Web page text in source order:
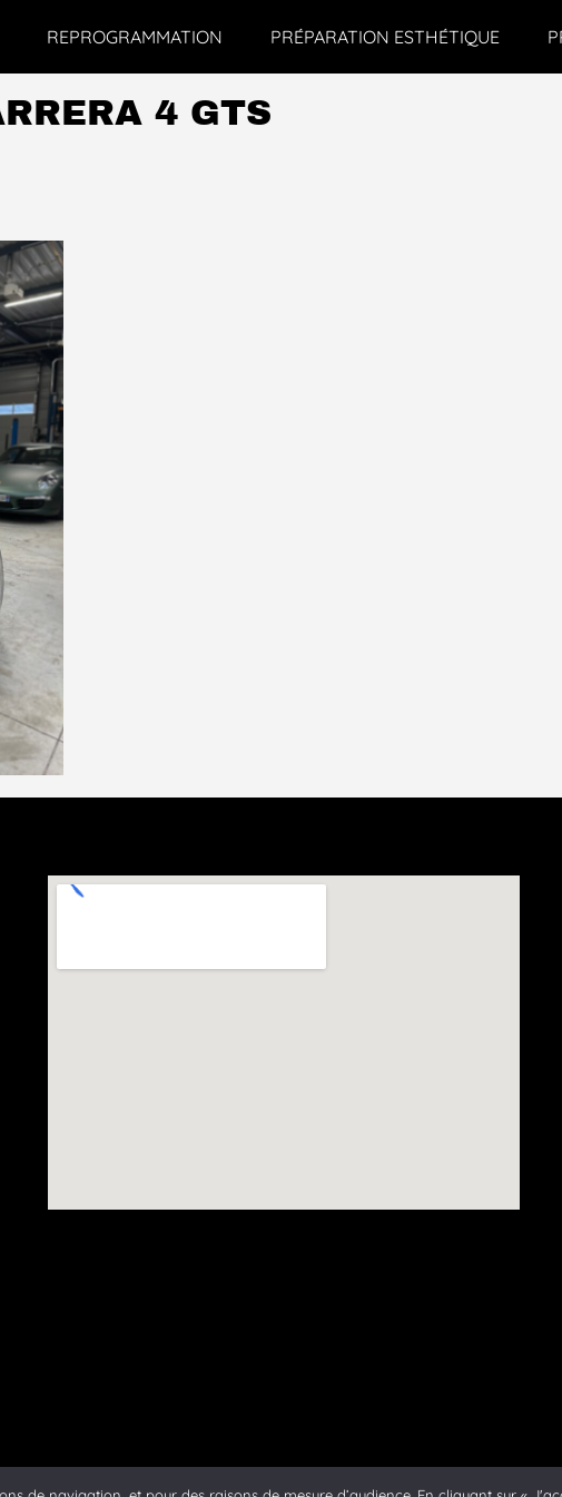
REPROGRAMMATION PRÉPARATION ESTHÉTIQUE
4 GTS